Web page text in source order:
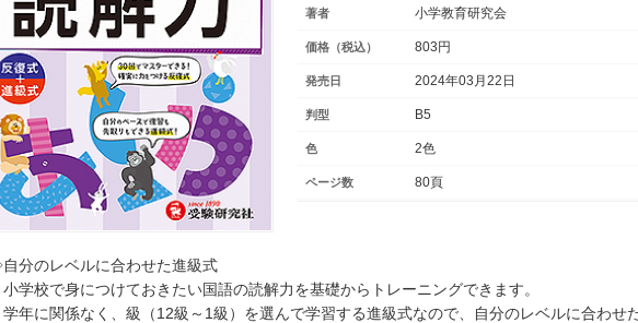
著者 小学教育研究会
価格（税込） 803円
発売日 2024年03月22日
判型 B5
色 2色
ページ数 80頁
分のレベルに合わせた進級式
小学校で身につけておきたい国語の読解力を基礎からトレーニングできます。
学年に関係なく、級（12級～1級）を選んで学習する進級式なので、自分のレベルに合わせ